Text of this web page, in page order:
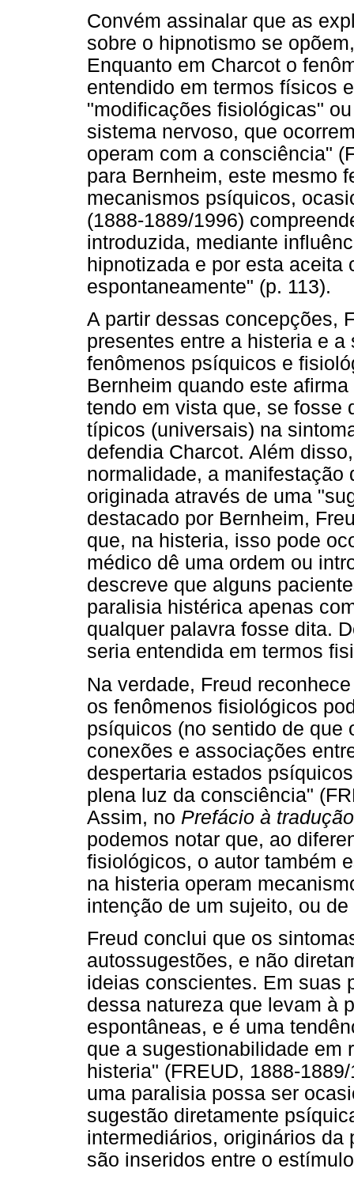
Convém assinalar que as
sobre o hipnotismo se
Enquanto em Charcot o
entendido em termos físicos
"modificações fisiológicas"
sistema nervoso, que
operam com a consciência"
para Bernheim, este mesmo
mecanismos psíquicos,
(1888-1889/1996)
introduzida, mediante
hipnotizada e por esta aceita
espontaneamente" (p. 113).
A partir dessas concepções,
presentes entre a histeria e
fenômenos psíquicos e
Bernheim quando este
tendo em vista que, se fosse
típicos (universais) na
defendia Charcot. Além
normalidade, a
originada através de uma
destacado por Bernheim,
que, na histeria, isso pode
médico dê uma ordem ou
descreve que alguns
paralisia histérica apenas
qualquer palavra fosse dita.
seria entendida em termos
Na verdade, Freud
os fenômenos fisiológicos
psíquicos (no sentido de que
conexões e associações
despertaria estados
plena luz da consciência"
Assim, no Prefácio à
podemos notar que, ao
fisiológicos, o autor também
na histeria operam
intenção de um sujeito, ou
Freud conclui que os
autossugestões, e não
ideias conscientes. Em suas
dessa natureza que levam à
espontâneas, e é uma
que a sugestionabilidade em
histeria" (FREUD, 1888-
uma paralisia possa ser
sugestão diretamente
intermediários, originários da
são inseridos entre o